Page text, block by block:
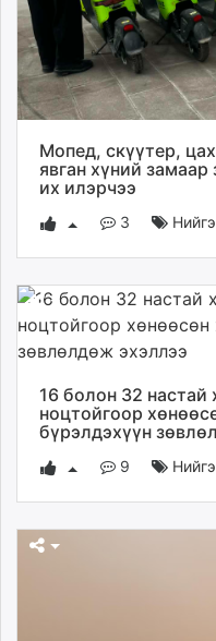
unuudur.mn
isee.mn
mglradio.com
fact.mn
tumen.mn
shuum.mn
tvmongolia.mn
mass.mn
unegui.mn
assa.mn
toim.mn
paparazzi.mn
unread.today
Мопед, скүүтер,
явган хүний
их илэрчээ
3
16 болон 32 настай
ноцтойгоор
бүрэлдэхүүн
9